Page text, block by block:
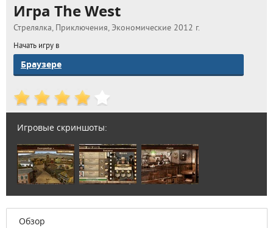
Игра The West
Стрелялка, Приключения, Экономические 2012 г.
Начать игру в
Браузере
Игровые скриншоты:
Обзор